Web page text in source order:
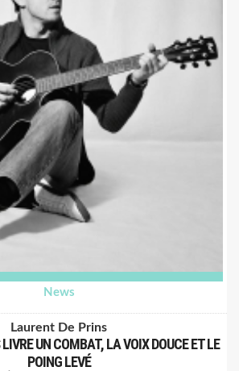
News
Laurent De Prins
UN COMBAT, LA VOIX DOUCE ET LE
POING LEVÉ